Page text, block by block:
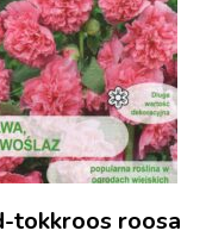
tokkroos roosa